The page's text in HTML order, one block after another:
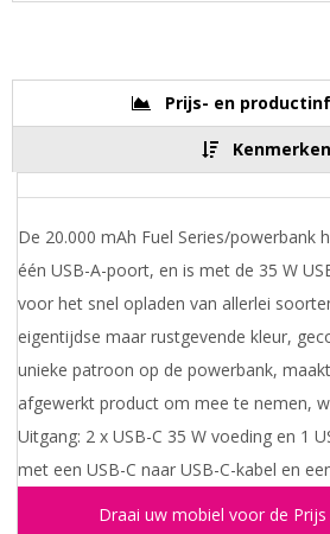
Prijs- en
Kenmerken
De 20.000 mAh Fuel Series/powerbank
één USB-A-poort, en is met de 35 W
voor het snel opladen van allerlei
eigentijdse maar rustgevende kleur,
unieke patroon op de powerbank,
afgewerkt product om mee te nemen,
Uitgang: 2 x USB-C 35 W voeding en 1
met een USB-C naar USB-C-kabel en
Draai uw mobiel voor de